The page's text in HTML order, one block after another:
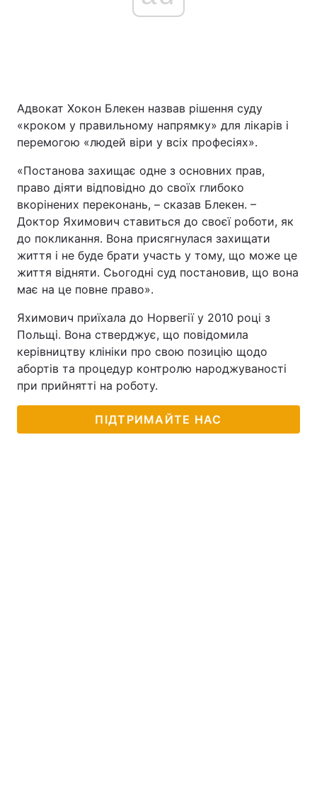
Адвокат Хокон Блекен назвав рішення суду
«кроком у правильному напрямку» для лікарів і
перемогою «людей віри у всіх професіях».
«Постанова захищає одне з основних прав,
право діяти відповідно до своїх глибоко
вкорінених переконань, – сказав Блекен. –
Доктор Яхимович ставиться до своєї роботи, як
до покликання. Вона присягнулася захищати
життя і не буде брати участь у тому, що може це
життя відняти. Сьогодні суд постановив, що вона
має на це повне право».
Яхимович приїхала до Норвегії у 2010 році з
Польщі. Вона стверджує, що повідомила
керівництву клініки про свою позицію щодо
абортів та процедур контролю народжуваності
при прийнятті на роботу.
ПІДТРИМАЙТЕ НАС